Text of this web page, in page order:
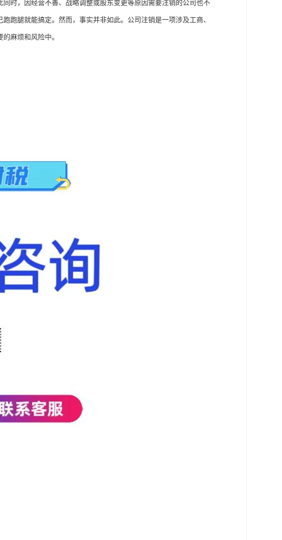
时，因经营不善、战略调整或股东变更等原因需要注销的公司也不
跑腿就能搞定。然而，事实并非如此。公司注销是一项涉及工商、
麻烦和风险中。